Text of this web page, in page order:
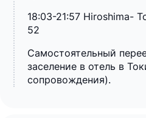
18:03-21:57 Hiroshima-
52
Самостоятельный
заселение в отель в
сопровождения).